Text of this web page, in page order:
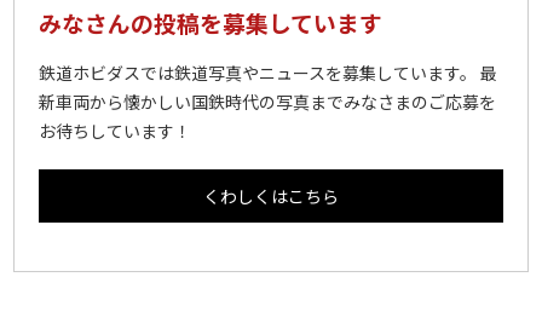
みなさんの投稿を募集しています
鉄道ホビダスでは鉄道写真やニュースを募集しています。 最
新車両から懐かしい国鉄時代の写真までみなさまのご応募を
お待ちしています！
くわしくはこちら